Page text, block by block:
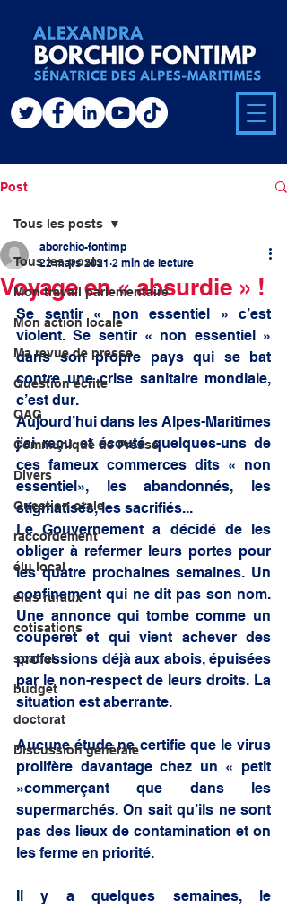
Post
Tous les posts
Mon travail parlementaire
Mon action locale
Ma revue de presse
Question écrite
QAG
Communiqué de Presse
Divers
Question orale
raccordement
élu local
élus ruraux
cotisations
spatial
budget
doctorat
Discussion générale
Tous les posts
Voyage en « absurdie » !
aborchio-fontimp
22 mars 2021 2 min de lecture
Se sentir « non essentiel » c’est
violent. Se sentir « non essentiel »
dans son propre pays qui se bat
contre une crise sanitaire mondiale,
c’est dur.
Aujourd’hui dans les Alpes-Maritimes
j’ai reçu et écouté quelques-uns de
ces fameux commerces dits « non
essentiel», les abandonnés, les
stigmatisés, les sacrifiés...
Le Gouvernement a décidé de les
obliger à refermer leurs portes pour
les quatre prochaines semaines. Un
confinement qui ne dit pas son nom.
Une annonce qui tombe comme un
couperet et qui vient achever des
professions déjà aux abois, épuisées
par le non-respect de leurs droits. La
situation est aberrante.
Aucune étude ne certifie que le virus
prolifère davantage chez un « petit
»commerçant que dans les
supermarchés. On sait qu’ils ne sont
pas des lieux de contamination et on
les ferme en priorité.
Il y a quelques semaines, le